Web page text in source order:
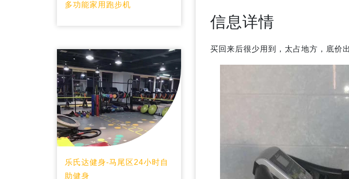
多功能家用跑步机
乐氏达健身-马尾区24小时自
助健身
信息详情
买回来后很少用到，太占地方，底价